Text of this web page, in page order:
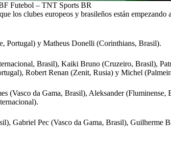
Futebol – TNT Sports BR
los clubes europeos y brasileños están empezando
Portugal) y Matheus Donelli (Corinthians, Brasil).
Brasil), Kaiki Bruno (Cruzeiro, Brasil),
Robert Renan (Zenit, Rusia) y Michel
(Vasco da Gama, Brasil), Aleksander
Gabriel Pec (Vasco da Gama, Brasil), Guilherme